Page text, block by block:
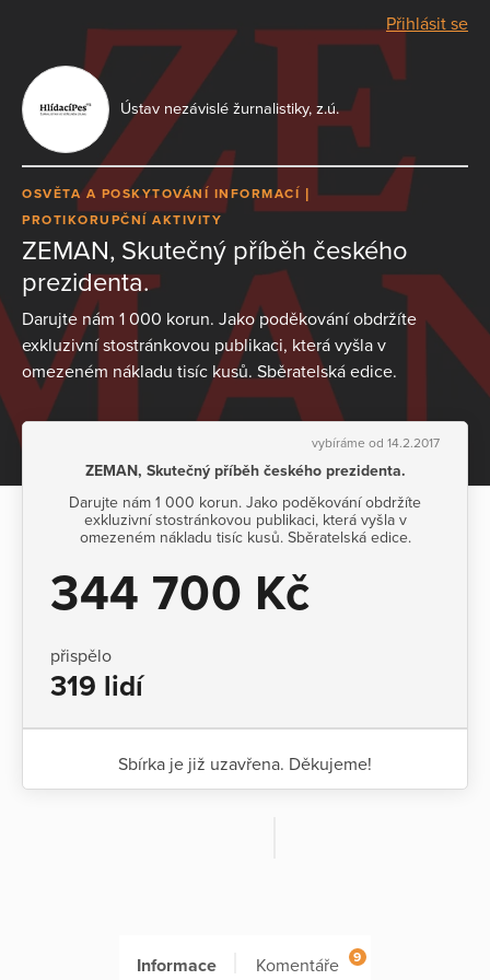
Přihlásit se
Ústav nezávislé žurnalistiky, z.ú.
OSVĚTA A POSKYTOVÁNÍ INFORMACÍ
PROTIKORUPČNÍ AKTIVITY
ZEMAN, Skutečný příběh českého
prezidenta.
Darujte nám 1 000 korun. Jako poděkování obdržíte
exkluzivní stostránkovou publikaci, která vyšla v
omezeném nákladu tisíc kusů. Sběratelská edice.
vybíráme od 14.2.2017
ZEMAN, Skutečný příběh českého prezidenta.
Darujte nám 1 000 korun. Jako poděkování obdržíte
exkluzivní stostránkovou publikaci, která vyšla v
omezeném nákladu tisíc kusů. Sběratelská edice.
344 700 Kč
přispělo
319 lidí
Sbírka je již uzavřena. Děkujeme!
Informace Komentáře 9